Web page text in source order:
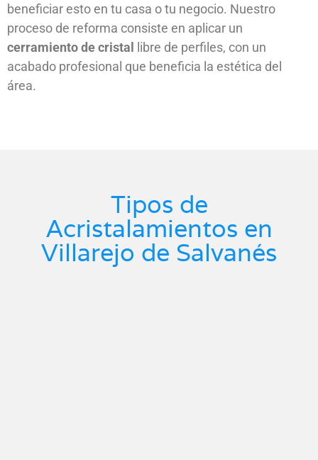
beneficiar esto en tu casa o tu negocio. Nuestro
proceso de reforma consiste en aplicar un
cerramiento de cristal libre de perfiles, con un
acabado profesional que beneficia la estética del
área.
Tipos de
Acristalamientos en
Villarejo de Salvanés